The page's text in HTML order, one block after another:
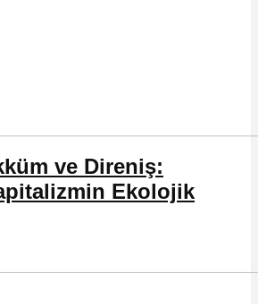
ve Direniş:
Ekolojik